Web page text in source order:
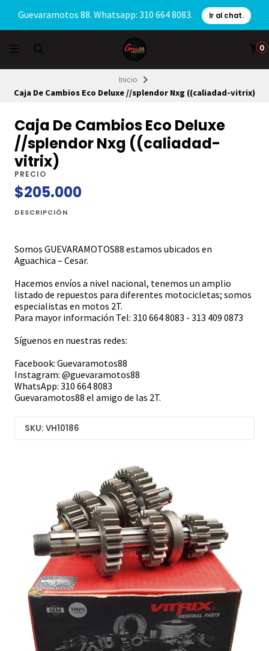
Guevaramotos 88. Whatsapp: 310 664 8083. Ir al chat.
0
Inicio
Caja De Cambios Eco Deluxe //splendor Nxg ((caliadad-vitrix)
Caja De Cambios Eco Deluxe
//splendor Nxg ((caliadad-
vitrix)
PRECIO
$205.000
DESCRIPCIÓN
Somos GUEVARAMOTOS88 estamos ubicados en
Aguachica – Cesar.
Hacemos envíos a nivel nacional, tenemos un amplio
listado de repuestos para diferentes motocicletas; somos
especialistas en motos 2T.
Para mayor información Tel: 310 664 8083 - 313 409 0873
Síguenos en nuestras redes:
Facebook: Guevaramotos88
Instagram: @guevaramotos88
WhatsApp: 310 664 8083
Guevaramotos88 el amigo de las 2T.
SKU: VH10186